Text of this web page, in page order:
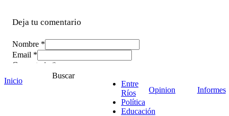
Deja tu comentario
Nombre *
Email *
Comentario *
Inicio
Buscar
Entre
Ríos
Política
Educación
Opinion Informes